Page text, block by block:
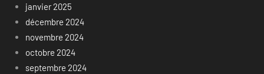
janvier 2025
décembre 2024
novembre 2024
octobre 2024
septembre 2024